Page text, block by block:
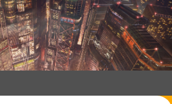
コンテンツへスキップ
Skip to TEXT-52
Skip to BLOCK-41
Skip to CUSTOM_HTML-47
Skip to RECENT-POST-
GROUPBY-CAT-31
Skip to BLOCK-103
Skip to RECENT-POST-
GROUPBY-CAT-19
Skip to BLOCK-104
Skip to CUSTOM_HTML-44
Skip to BLOCK-86
Skip to BLOCK-75
Skip to BLOCK-90
Skip to BLOCK-72
Skip to BLOCK-89
Skip to BLOCK-79
Skip to BLOCK-95
Skip to BLOCK-91
Skip to BLOCK-83
Skip to BLOCK-49
Skip to CUSTOM_HTML-14